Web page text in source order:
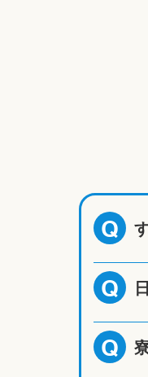
Q
Q
Q